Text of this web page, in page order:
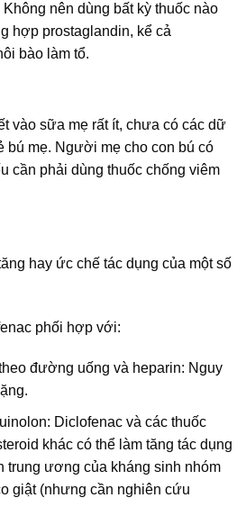
nên dùng bất kỳ thuốc nào
hợp prostaglandin, kể cả
bào làm tổ.
vào sữa mẹ rất ít, chưa có các dữ
bú mẹ. Người mẹ cho con bú có
cần phải dùng thuốc chống viêm
hay ức chế tác dụng của một số
phối hợp với:
đường uống và heparin: Nguy
Diclofenac và các thuốc
khác có thể làm tăng tác dụng
trung ương của kháng sinh nhóm
giật (nhưng cần nghiên cứu